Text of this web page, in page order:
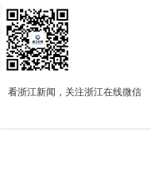
看浙江新闻，关注浙江在线微信